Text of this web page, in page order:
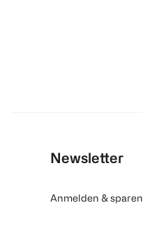
Newsletter
Anmelden & sparen